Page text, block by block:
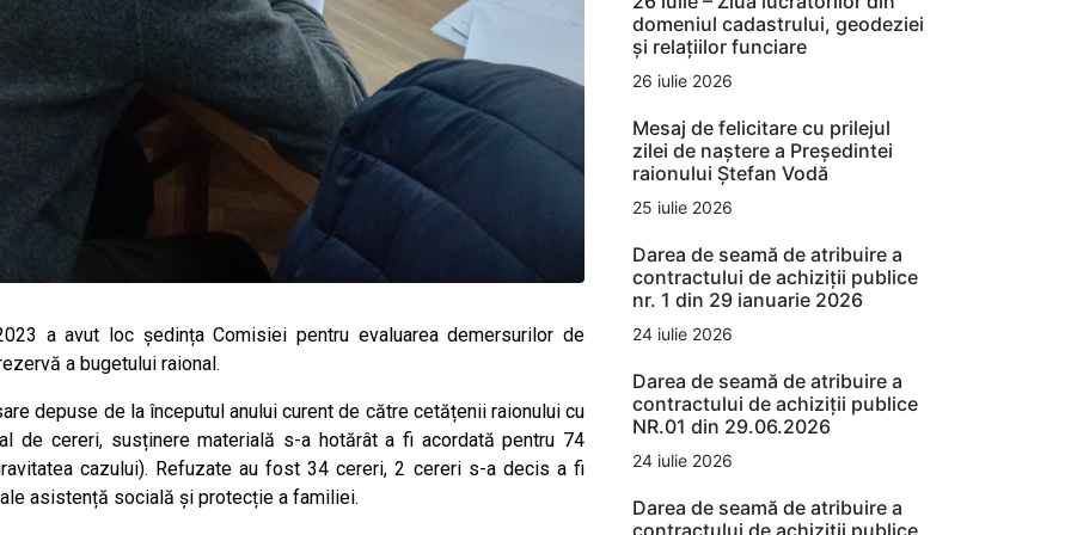
a avut loc ședința Comisiei pentru evaluarea demersurilor de
a bugetului raional.
depuse de la începutul anului curent de către cetățenii raionului cu
de cereri, susținere materială s-a hotărât a fi acordată pentru 74
cazului). Refuzate au fost 34 cereri, 2 cereri s-a decis a fi
asistență socială și protecție a familiei.
domeniul cadastrului, geodeziei
și relațiilor funciare
26 iulie 2026
Mesaj de felicitare cu prilejul
zilei de naștere a Președintei
raionului Ștefan Vodă
25 iulie 2026
Darea de seamă de atribuire a
contractului de achiziții publice
nr. 1 din 29 ianuarie 2026
24 iulie 2026
Darea de seamă de atribuire a
contractului de achiziții publice
NR.01 din 29.06.2026
24 iulie 2026
Darea de seamă de atribuire a
contractului de achiziții publice